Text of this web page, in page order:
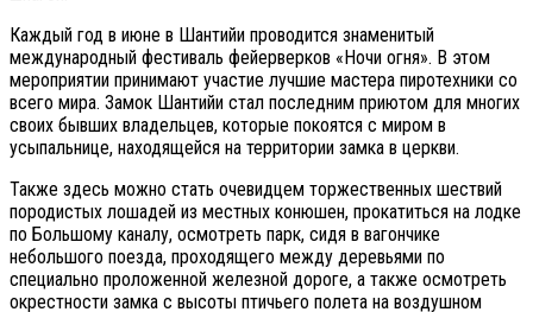
Каждый год в июне в Шантийи проводится знаменитый
международный фестиваль фейерверков «Ночи огня». В этом
мероприятии принимают участие лучшие мастера пиротехники со
всего мира. Замок Шантийи стал последним приютом для многих
своих бывших владельцев, которые покоятся с миром в
усыпальнице, находящейся на территории замка в церкви.
Также здесь можно стать очевидцем торжественных шествий
породистых лошадей из местных конюшен, прокатиться на лодке
по Большому каналу, осмотреть парк, сидя в вагончике
небольшого поезда, проходящего между деревьями по
специально проложенной железной дороге, а также осмотреть
окрестности замка с высоты птичьего полета на воздушном